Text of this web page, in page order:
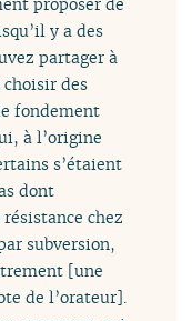
y a des
partager à
choisir des
fondement
à l’origine
s’étaient
dont
chez
subversion,
[une
de l’orateur].